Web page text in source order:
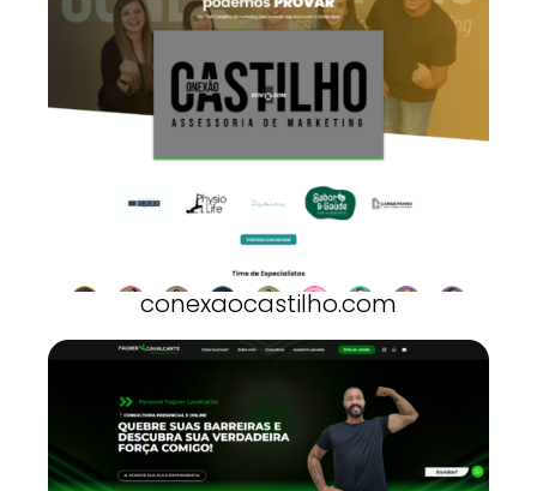
conexaocastilho.com